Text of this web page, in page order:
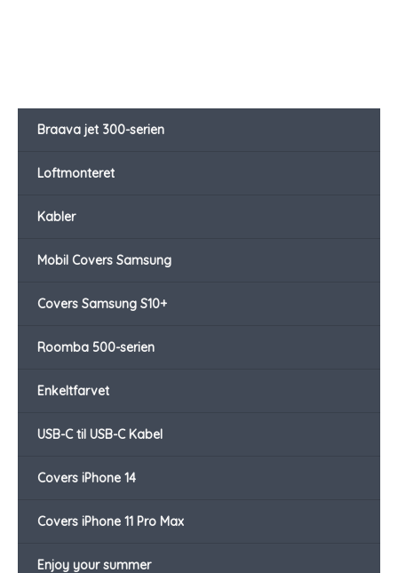
Braava jet 300-serien
Loftmonteret
Kabler
Mobil Covers Samsung
Covers Samsung S10+
Roomba 500-serien
Enkeltfarvet
USB-C til USB-C Kabel
Covers iPhone 14
Covers iPhone 11 Pro Max
Enjoy your summer